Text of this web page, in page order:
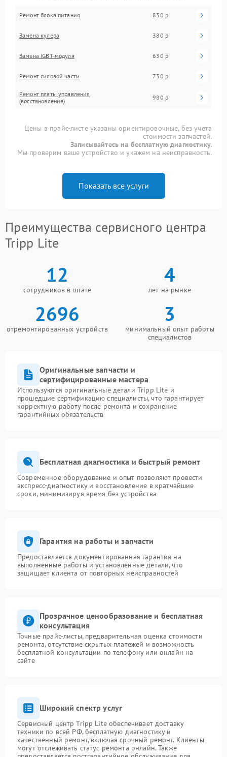
Ремонт блока питания 830 р
Замена кулера 380 р
Замена IGBT-модуля 630 р
Ремонт силовой части 730 р
Ремонт платы управления
(восстановление)
980 р
Цены в прайс-листе указаны ориентировочные, без учета
стоимости запчастей.
Записывайтесь на бесплатную диагностику.
Мы проверим ваше устройство и укажем на неисправность.
Показать все услуги
Преимущества сервисного центра
Tripp Lite
12
сотрудников в штате
4
лет на рынке
2696
отремонтированных устройств
3
минимальный опыт работы
специалистов
Оригинальные запчасти и
сертифицированные мастера
Используются оригинальные детали Tripp Lite и
прошедшие сертификацию специалисты, что гарантирует
корректную работу после ремонта и сохранение
гарантийных обязательств
Бесплатная диагностика и быстрый ремонт
Современное оборудование и опыт позволяют провести
экспресс-диагностику и восстановление в кратчайшие
сроки, минимизируя время без устройства
Гарантия на работы и запчасти
Предоставляется документированная гарантия на
выполненные работы и установленные детали, что
защищает клиента от повторных неисправностей
Прозрачное ценообразование и бесплатная
консультация
Точные прайс-листы, предварительная оценка стоимости
ремонта, отсутствие скрытых платежей и возможность
бесплатной консультации по телефону или онлайн на
сайте
Широкий спектр услуг
Сервисный центр Tripp Lite обеспечивает доставку
техники по всей РФ, бесплатную диагностику и
качественный ремонт, включая срочный ремонт. Клиенты
могут отслеживать статус ремонта онлайн. Также